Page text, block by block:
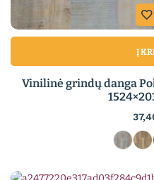
Į
Vinilinė grindų danga